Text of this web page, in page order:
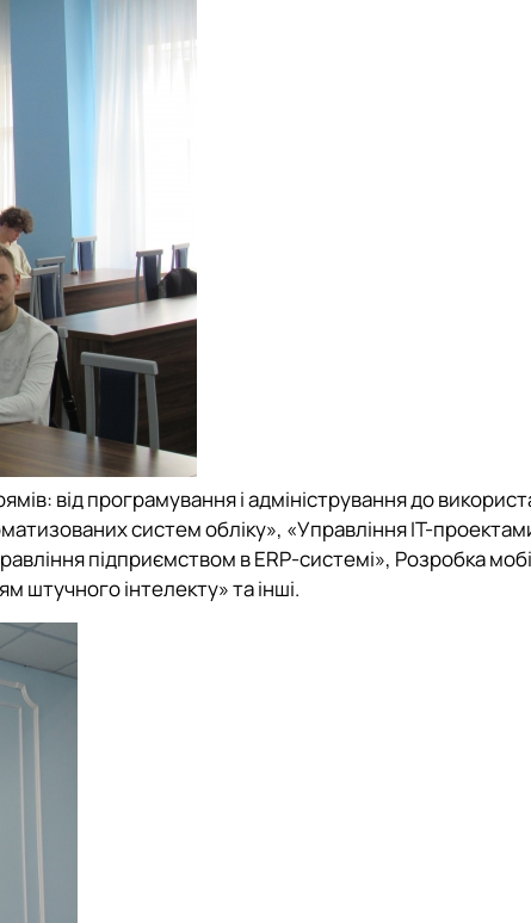
від програмування і адміністрування до
систем обліку», «Управління ІТ-
підприємством в ERP-системі», Розробка
штучного інтелекту» та інші.